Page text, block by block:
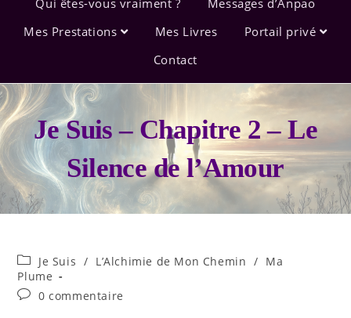
Mes Prestations
Mes Livres
Portail privé
Contact
Je Suis – Chapitre 2 – Le
Silence de l’Amour
Je Suis / L’Alchimie de Mon Chemin / Ma
Plume
0 commentaire